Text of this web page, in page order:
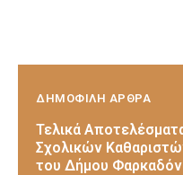
ΔΗΜΟΦΙΛΗ ΑΡΘΡΑ
Τελικά
Σχολικών
του Δήμου